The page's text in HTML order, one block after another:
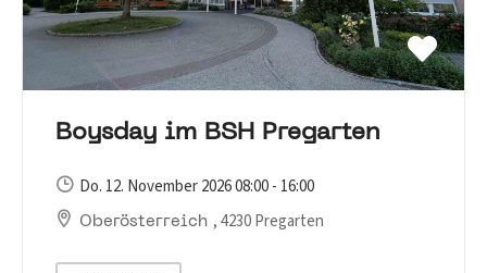
Boysday im BSH Pregarten
Do. 12. November 2026 08:00 - 16:00
Oberösterreich , 4230 Pregarten